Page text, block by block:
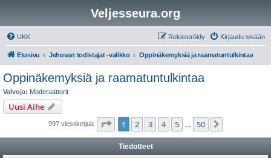
Veljesseura.org
UKK Kirjaudu sisään
Rekisteröidy
Etusivu Jehovan todistajat -valikko Oppinäkemyksiä ja raamatuntulkintaa
Oppinäkemyksiä ja raamatuntulkintaa
Valvoja: Moderaattorit
Uusi Aihe
997 viestiketjua Sivu /50
1 2 3 4 5 50
Tiedotteet